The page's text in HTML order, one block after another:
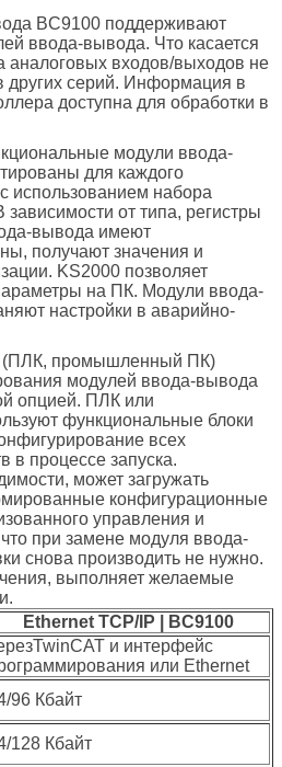
BC9100 поддерживают
ввода-вывода. Что касается
аналоговых входов/выходов не
других серий. Информация в
доступна для обработки в
модули ввода-
для каждого
использованием набора
от типа, регистры
вывода имеют
получают значения и
KS2000 позволяет
на ПК. Модули ввода-
настройки в аварийно-
(ПЛК, промышленный ПК)
модулей ввода-вывода
опцией. ПЛК или
функциональные блоки
всех
в процессе запуска.
может загружать
конфигурационные
управления и
при замене модуля ввода-
снова производить не нужно.
выполняет желаемые
Ethernet TCP/IP | BC9100
и интерфейс
или Ethernet
96 Кбайт
128 Кбайт